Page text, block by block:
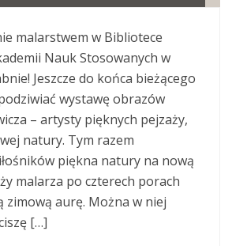
malarstwem w Bibliotece
Nauk Stosowanych w
Jeszcze do końca bieżącego
wystawę obrazów
– artysty pięknych pejzaży,
natury. Tym razem
piękna natury na nową
malarza po czterech porach
zimową aurę. Można w niej
[…]